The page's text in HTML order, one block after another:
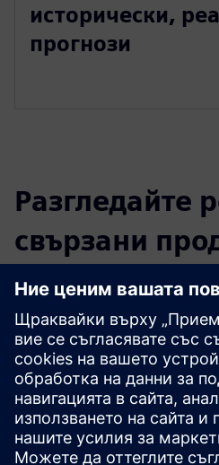
исторически,
прогнози
Разгледайте
свързани
Допълнителна
ресурси
Клиентски казуси на KETOS,
водна матрица и параметри
Видео препоръки и уеб
LinkedIn за последните